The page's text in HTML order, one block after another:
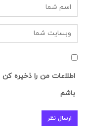
اطلاعات من را ذخیره کن
باشم